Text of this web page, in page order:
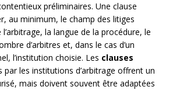
préliminaires. Une clause
au minimum, le champ des litiges
la langue de la procédure, le
d’arbitres et, dans le cas d’un
l’institution choisie. Les clauses
par les institutions d’arbitrage offrent un
mais doivent souvent être adaptées